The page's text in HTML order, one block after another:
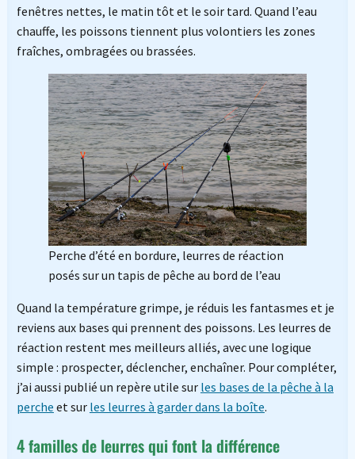
fenêtres nettes, le matin tôt et le soir tard. Quand l’eau
chauffe, les poissons tiennent plus volontiers les zones
fraîches, ombragées ou brassées.
Perche d’été en bordure, leurres de réaction
posés sur un tapis de pêche au bord de l’eau
Quand la température grimpe, je réduis les fantasmes et je
reviens aux bases qui prennent des poissons. Les leurres de
réaction restent mes meilleurs alliés, avec une logique
simple : prospecter, déclencher, enchaîner. Pour compléter,
j’ai aussi publié un repère utile sur les bases de la pêche à la
perche et sur les leurres à garder dans la boîte.
4 familles de leurres qui font la différence